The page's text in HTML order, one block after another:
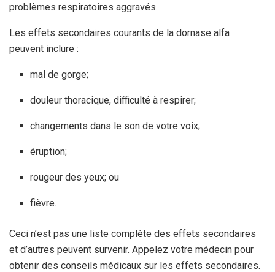
problèmes respiratoires aggravés.
Les effets secondaires courants de la dornase alfa
peuvent inclure :
mal de gorge;
douleur thoracique, difficulté à respirer;
changements dans le son de votre voix;
éruption;
rougeur des yeux; ou
fièvre.
Ceci n’est pas une liste complète des effets secondaires
et d’autres peuvent survenir. Appelez votre médecin pour
obtenir des conseils médicaux sur les effets secondaires.